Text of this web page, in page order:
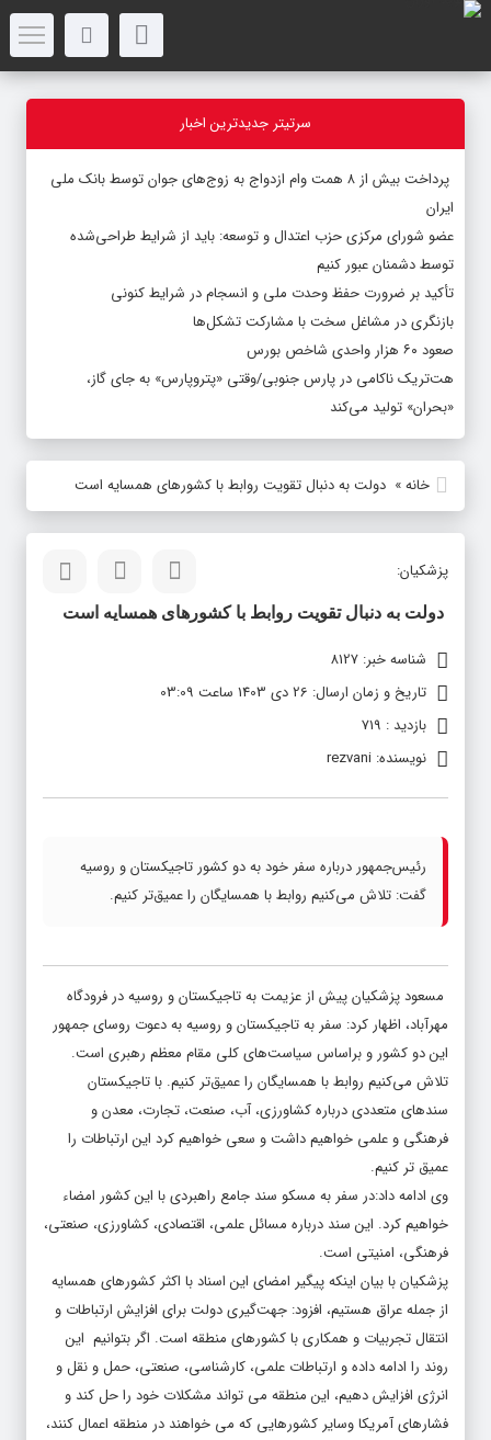
سرتیتر جدیدترین اخبار
پرداخت بیش از ۸ همت وام ازدواج به زوج‌های جوان توسط بانک ملی
ایران
عضو شورای مرکزی حزب اعتدال و توسعه: باید از شرایط طراحی‌شده
توسط دشمنان عبور کنیم
تأکید بر ضرورت حفظ وحدت ملی و انسجام در شرایط کنونی
بازنگری در مشاغل سخت با مشارکت تشکل‌ها
صعود ۶۰ هزار واحدی شاخص بورس
هت‌تریک ناکامی در پارس جنوبی/وقتی «پتروپارس» به جای گاز،
«بحران» تولید می‌کند
خانه» دولت به دنبال تقویت روابط با کشورهای همسایه است
پزشکیان:
دولت به دنبال تقویت روابط با کشورهای همسایه است
شناسه خبر: 8127
تاریخ و زمان ارسال: 26 دی 1403 ساعت 03:09
بازدید : 719
نویسنده: rezvani
رئیس‌جمهور درباره سفر خود به دو کشور تاجیکستان و روسیه
گفت: تلاش می‌کنیم روابط با همسایگان را عمیق‌تر کنیم.
مسعود پزشکیان پیش از عزیمت به تاجیکستان و روسیه در فرودگاه
مهرآباد، اظهار کرد: سفر به تاجیکستان و روسیه به دعوت روسای جمهور
این دو کشور و براساس سیاست‌های کلی مقام معظم رهبری است.
تلاش می‌کنیم روابط با همسایگان را عمیق‌تر کنیم. با تاجیکستان
سندهای متعددی درباره کشاورزی، آب، صنعت، تجارت، معدن و
فرهنگی و علمی خواهیم داشت و سعی خواهیم کرد این ارتباطات را
عمیق تر کنیم.
وی ادامه داد:‌در سفر به مسکو سند جامع راهبردی با این کشور امضاء
خواهیم کرد. این سند درباره مسائل علمی، اقتصادی، کشاورزی، صنعتی،
فرهنگی، امنیتی است.
پزشکیان با بیان اینکه پیگیر امضای این اسناد با اکثر کشورهای همسایه
از جمله عراق هستیم، افزود: جهت‌گیری دولت برای افزایش ارتباطات و
انتقال تجربیات و همکاری با کشورهای منطقه است. اگر بتوانیم این
روند را ادامه داده و ارتباطات علمی، کارشناسی، صنعتی، حمل و نقل و
انرژی افزایش دهیم، این منطقه می تواند مشکلات خود را حل کند و
فشارهای آمریکا وسایر کشورهایی که می خواهند در منطقه اعمال کنند،